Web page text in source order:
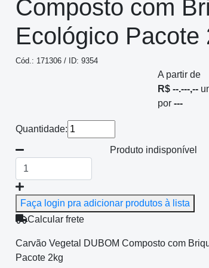
Composto com
Ecológico Pacote
Cód.: 171306 / ID: 9354
A partir de
R$ --.---,--
por ---
Quantidade:
Produto indisponível
Faça login pra adicionar produtos à lista
Calcular frete
Carvão Vegetal DUBOM Composto com
Pacote 2kg